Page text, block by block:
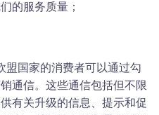
的服务质量；
盟国家的消费者可以通过勾
通信。这些通信包括但不限
有关升级的信息、提示和促